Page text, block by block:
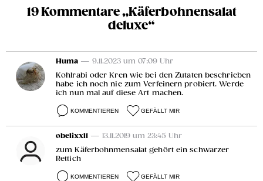
19 Kommentare „Käferbohnensalat
deluxe“
Huma — 9.11.2023 um 07:09 Uhr
Kohlrabi oder Kren wie bei den Zutaten beschrieben
habe ich noch nie zum Verfeinern probiert. Werde
ich nun mal auf diese Art machen.
KOMMENTIEREN GEFÄLLT MIR
obelixxl1 — 13.11.2019 um 23:45 Uhr
zum Käferbohnmensalat gehört ein schwarzer
Rettich
KOMMENTIEREN GEFÄLLT MIR